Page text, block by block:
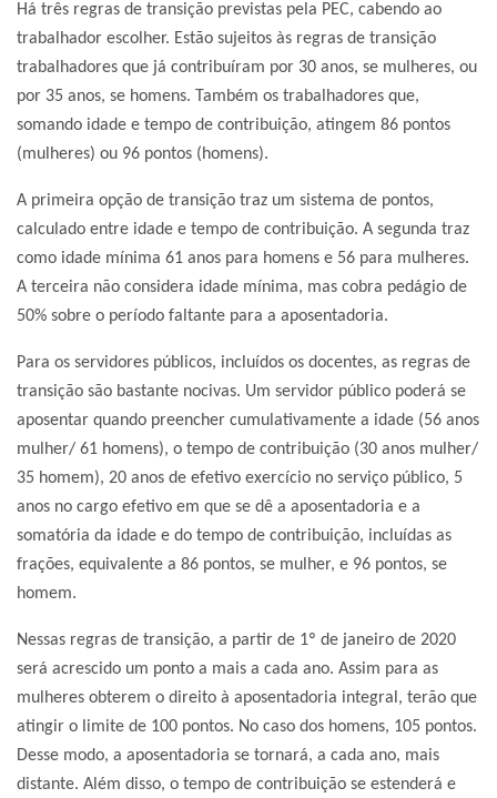
Há três regras de transição previstas pela PEC, cabendo ao
trabalhador escolher. Estão sujeitos às regras de transição
trabalhadores que já contribuíram por 30 anos, se mulheres, ou
por 35 anos, se homens. Também os trabalhadores que,
somando idade e tempo de contribuição, atingem 86 pontos
(mulheres) ou 96 pontos (homens).
A primeira opção de transição traz um sistema de pontos,
calculado entre idade e tempo de contribuição. A segunda traz
como idade mínima 61 anos para homens e 56 para mulheres.
A terceira não considera idade mínima, mas cobra pedágio de
50% sobre o período faltante para a aposentadoria.
Para os servidores públicos, incluídos os docentes, as regras de
transição são bastante nocivas. Um servidor público poderá se
aposentar quando preencher cumulativamente a idade (56 anos
mulher/ 61 homens), o tempo de contribuição (30 anos mulher/
35 homem), 20 anos de efetivo exercício no serviço público, 5
anos no cargo efetivo em que se dê a aposentadoria e a
somatória da idade e do tempo de contribuição, incluídas as
frações, equivalente a 86 pontos, se mulher, e 96 pontos, se
homem.
Nessas regras de transição, a partir de 1º de janeiro de 2020
será acrescido um ponto a mais a cada ano. Assim para as
mulheres obterem o direito à aposentadoria integral, terão que
atingir o limite de 100 pontos. No caso dos homens, 105 pontos.
Desse modo, a aposentadoria se tornará, a cada ano, mais
distante. Além disso, o tempo de contribuição se estenderá e